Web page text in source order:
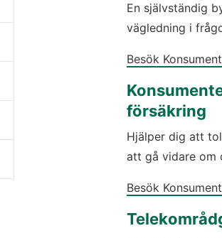
En självständig
vägledning i
Besök
försäkring
Hjälper dig att
att gå vidare om
Besök